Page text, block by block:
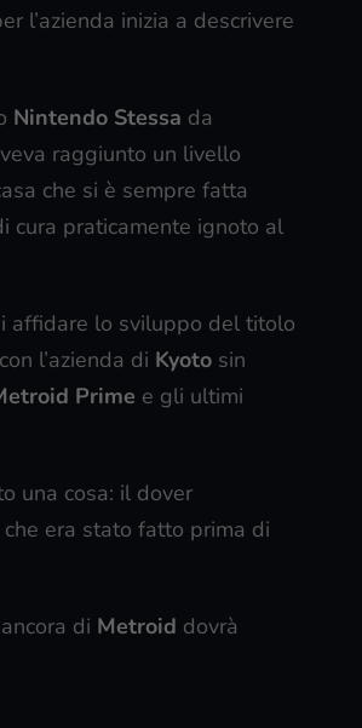
l’azienda inizia a descrivere
Nintendo Stessa da
raggiunto un livello
che si è sempre fatta
cura praticamente ignoto al
affidare lo sviluppo del titolo
l’azienda di Kyoto sin
Prime e gli ultimi
una cosa: il dover
era stato fatto prima di
di Metroid dovrà